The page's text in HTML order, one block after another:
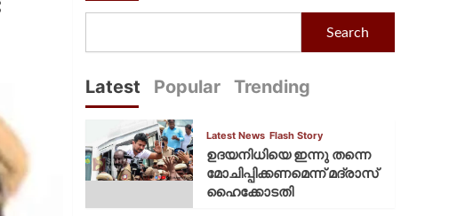
Search
Latest Popular Trending
Latest News Flash Story
ഉദയനിധിയെ ഇന്നു തന്നെ
മോചിപ്പിക്കണമെന്ന് മദ്രാസ്
ഹൈക്കോടതി